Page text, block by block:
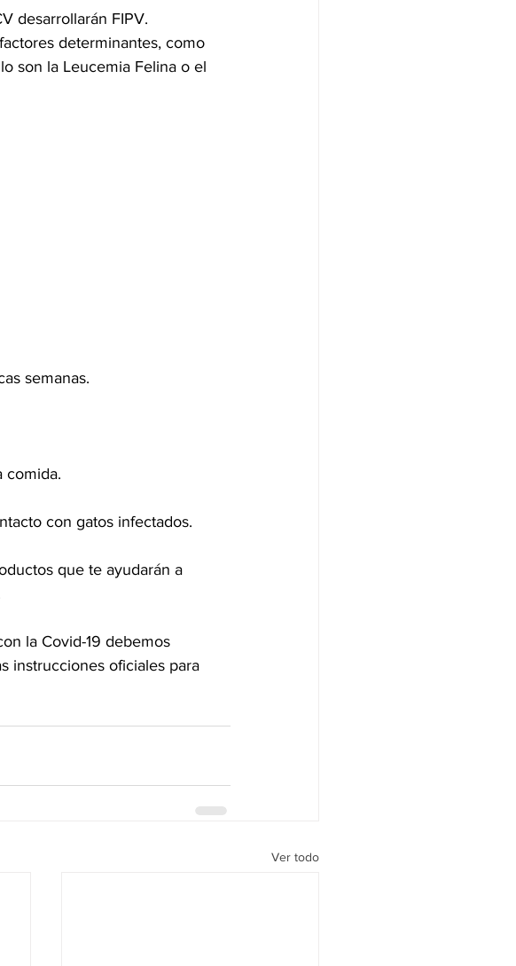
desarrollarán FIPV.
determinantes, como
son la Leucemia Felina o el
semanas.
comida.
con gatos infectados.
que te ayudarán a
la Covid-19 debemos
instrucciones oficiales para
Ver todo